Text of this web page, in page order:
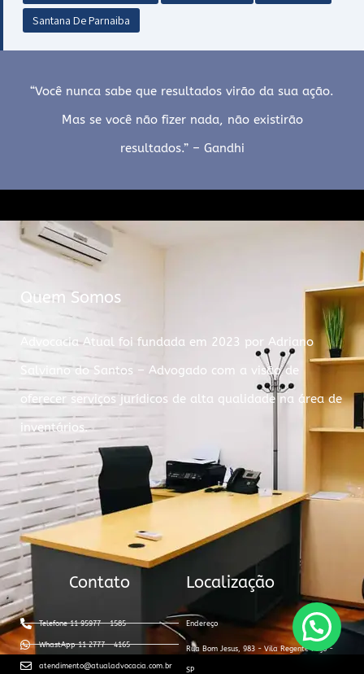
Santana De Parnaiba
“Você nunca sabe que resultados virão da sua ação.
Mas se você não fizer nada, não existirão
resultados.” – Gandhi
Quem Somos
Advocacia Atual foi fundada em 2023 por Adriano
Salviano do Santos – Advogado com a visão de
oferecer serviços jurídicos de alta qualidade na área de
inventários.
Contato
Telefone 11 95977 - 1585
WhastApp 11 2777 - 4165
atendimento@atualadvocacia.com.br
Localização
Endereço
Rua Bom Jesus, 983 - Vila Regente Feijó -
SP